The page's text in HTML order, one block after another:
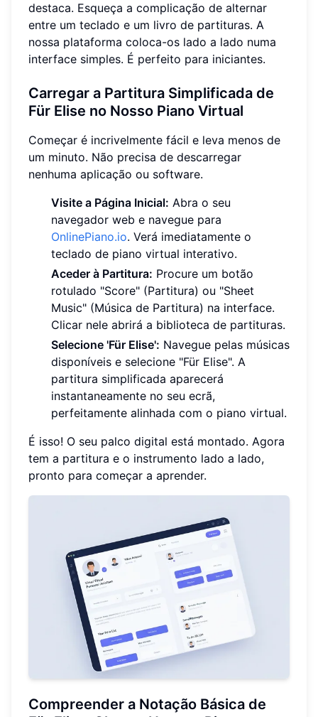
destaca. Esqueça a complicação de alternar
entre um teclado e um livro de partituras. A
nossa plataforma coloca-os lado a lado numa
interface simples. É perfeito para iniciantes.
Carregar a Partitura Simplificada de
Für Elise no Nosso Piano Virtual
Começar é incrivelmente fácil e leva menos de
um minuto. Não precisa de descarregar
nenhuma aplicação ou software.
Visite a Página Inicial: Abra o seu
navegador web e navegue para
OnlinePiano.io. Verá imediatamente o
teclado de piano virtual interativo.
Aceder à Partitura: Procure um botão
rotulado "Score" (Partitura) ou "Sheet
Music" (Música de Partitura) na interface.
Clicar nele abrirá a biblioteca de partituras.
Selecione 'Für Elise': Navegue pelas músicas
disponíveis e selecione "Für Elise". A
partitura simplificada aparecerá
instantaneamente no seu ecrã,
perfeitamente alinhada com o piano virtual.
É isso! O seu palco digital está montado. Agora
tem a partitura e o instrumento lado a lado,
pronto para começar a aprender.
Compreender a Notação Básica de